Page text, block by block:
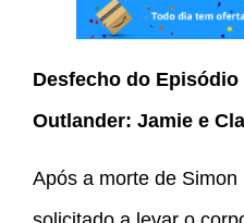
Desfecho do Episódio
Outlander: Jamie e
Após a morte de Simon